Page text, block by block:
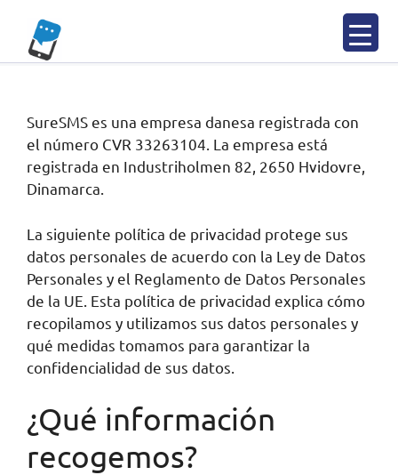
contenido
SureSMS es una empresa danesa registrada con
el número CVR 33263104. La empresa está
registrada en Industriholmen 82, 2650 Hvidovre,
Dinamarca.
La siguiente política de privacidad protege sus
datos personales de acuerdo con la Ley de Datos
Personales y el Reglamento de Datos Personales
de la UE. Esta política de privacidad explica cómo
recopilamos y utilizamos sus datos personales y
qué medidas tomamos para garantizar la
confidencialidad de sus datos.
¿Qué información
recogemos?